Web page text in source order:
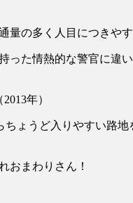
の多く人目につきや
った情熱的な警官に違
年）
ちょうど入りやすい路
おまわりさん！